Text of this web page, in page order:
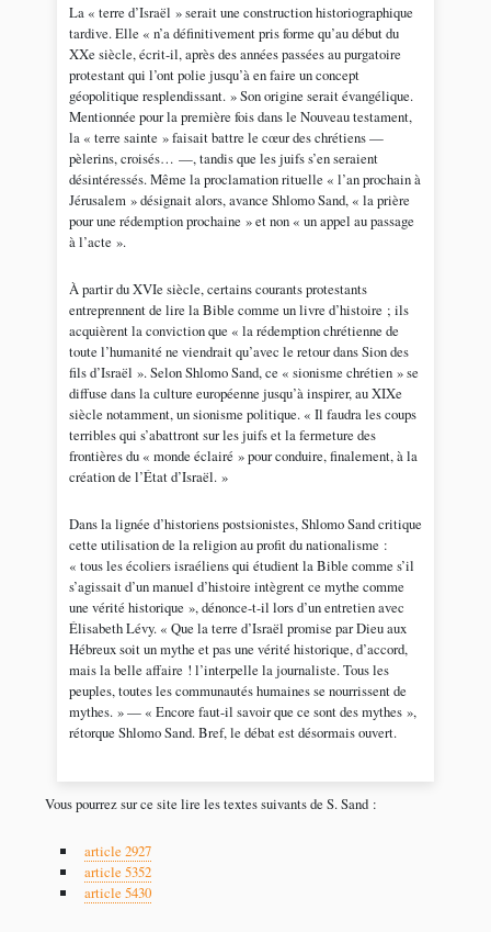
La « terre d’Israël » serait une construction historiographique
tardive. Elle « n’a définitivement pris forme qu’au début du
XXe siècle, écrit-il, après des années passées au purgatoire
protestant qui l’ont polie jusqu’à en faire un concept
géopolitique resplendissant. » Son origine serait évangélique.
Mentionnée pour la première fois dans le Nouveau testament,
la « terre sainte » faisait battre le cœur des chrétiens —
pèlerins, croisés… —, tandis que les juifs s’en seraient
désintéressés. Même la proclamation rituelle « l’an prochain à
Jérusalem » désignait alors, avance Shlomo Sand, « la prière
pour une rédemption prochaine » et non « un appel au passage
à l’acte ».
À partir du XVIe siècle, certains courants protestants
entreprennent de lire la Bible comme un livre d’histoire ; ils
acquièrent la conviction que « la rédemption chrétienne de
toute l’humanité ne viendrait qu’avec le retour dans Sion des
fils d’Israël ». Selon Shlomo Sand, ce « sionisme chrétien » se
diffuse dans la culture européenne jusqu’à inspirer, au XIXe
siècle notamment, un sionisme politique. « Il faudra les coups
terribles qui s’abattront sur les juifs et la fermeture des
frontières du « monde éclairé » pour conduire, finalement, à la
création de l’État d’Israël. »
Dans la lignée d’historiens postsionistes, Shlomo Sand critique
cette utilisation de la religion au profit du nationalisme :
« tous les écoliers israéliens qui étudient la Bible comme s’il
s’agissait d’un manuel d’histoire intègrent ce mythe comme
une vérité historique », dénonce-t-il lors d’un entretien avec
Élisabeth Lévy. « Que la terre d’Israël promise par Dieu aux
Hébreux soit un mythe et pas une vérité historique, d’accord,
mais la belle affaire ! l’interpelle la journaliste. Tous les
peuples, toutes les communautés humaines se nourrissent de
mythes. » — « Encore faut-il savoir que ce sont des mythes »,
rétorque Shlomo Sand. Bref, le débat est désormais ouvert.
Vous pourrez sur ce site lire les textes suivants de S. Sand :
article 2927
article 5352
article 5430